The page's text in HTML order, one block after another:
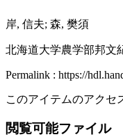
岸, 信夫; 森, 樊須
北海道大学農学部邦文
Permalink : https://
このアイテムのアクセ
閲覧可能ファイル